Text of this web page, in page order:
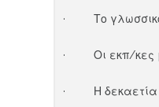
· Το
· Οι εκπ/κες
· Η δεκαετία